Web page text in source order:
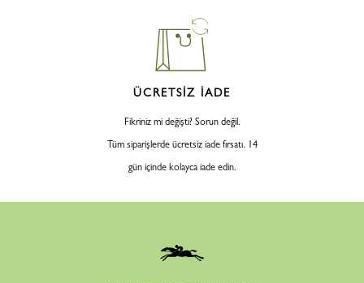
ÜCRETSİZ İADE
Fikriniz mi değişti? Sorun değil.
Tüm siparişlerde ücretsiz iade fırsatı. 14
gün içinde kolayca iade edin.